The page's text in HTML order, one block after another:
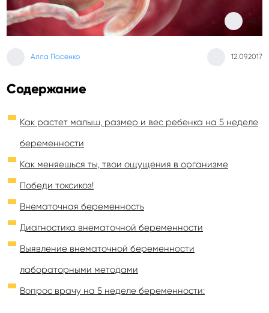
Алла Пасенко 12.09.2017
42
Содержание
Как растет малыш, размер и вес ребенка на 5 неделе
беременности
Как меняешься ты, твои ощущения в организме
Победи токсикоз!
Внематочная беременность
Диагностика внематочной беременности
Выявление внематочной беременности
лабораторными методами
Вопрос врачу на 5 неделе беременности: